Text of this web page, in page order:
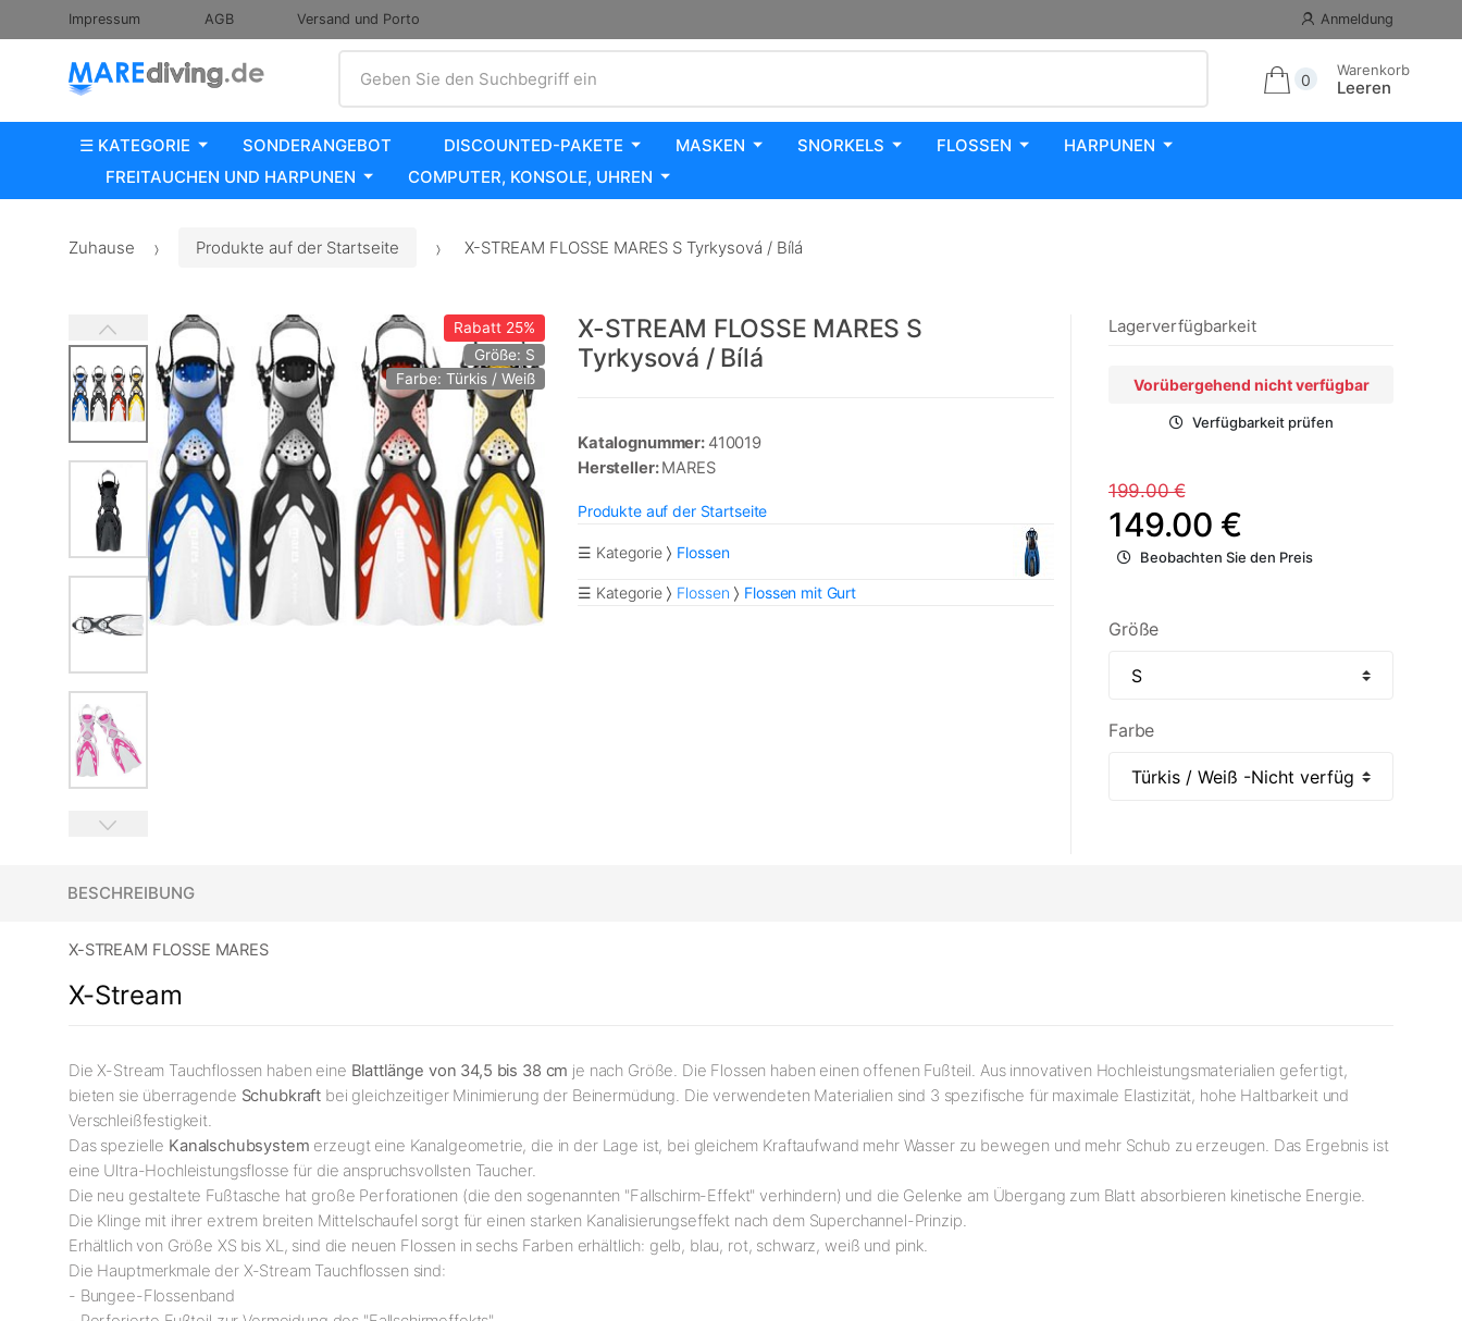
Impressum AGB Versand und Porto Anmeldung
Geben Sie den Suchbegriff ein
0
Warenkorb
Leeren
☰ KATEGORIE SONDERANGEBOT DISCOUNTED-PAKETE MASKEN SNORKELS FLOSSEN
HARPUNEN
FREITAUCHEN UND HARPUNEN
COMPUTER, KONSOLE, UHREN
Zuhause Produkte auf der Startseite X-STREAM FLOSSE MARES S Tyrkysová / Bílá
Rabatt25%
Größe: S
Farbe: Türkis / Weiß
X-STREAM FLOSSE MARES S
Tyrkysová / Bílá
Katalognummer: 410019
Hersteller:MARES
Produkte auf der Startseite
☰ Kategorie Flossen
☰ Kategorie Flossen Flossen mit Gurt
Lagerverfügbarkeit
Vorübergehend nicht verfügbar
Verfügbarkeit prüfen
199.00 €
149.00 €
Beobachten Sie den Preis
Größe
Farbe
BESCHREIBUNG
X-STREAM FLOSSE MARES
X-Stream
Die X-Stream Tauchflossen haben eine Blattlänge von 34,5 bis 38 cm je nach Größe. Die Flossen haben einen offenen Fußteil. Aus innovativen Hochleistungsmaterialien gefertigt,
bieten sie überragende Schubkraft bei gleichzeitiger Minimierung der Beinermüdung. Die verwendeten Materialien sind 3 spezifische für maximale Elastizität, hohe Haltbarkeit und
Verschleißfestigkeit.
Das spezielle Kanalschubsystem erzeugt eine Kanalgeometrie, die in der Lage ist, bei gleichem Kraftaufwand mehr Wasser zu bewegen und mehr Schub zu erzeugen. Das Ergebnis ist
eine Ultra-Hochleistungsflosse für die anspruchsvollsten Taucher.
Die neu gestaltete Fußtasche hat große Perforationen (die den sogenannten "Fallschirm-Effekt" verhindern) und die Gelenke am Übergang zum Blatt absorbieren kinetische Energie.
Die Klinge mit ihrer extrem breiten Mittelschaufel sorgt für einen starken Kanalisierungseffekt nach dem Superchannel-Prinzip.
Erhältlich von Größe XS bis XL, sind die neuen Flossen in sechs Farben erhältlich: gelb, blau, rot, schwarz, weiß und pink.
Die Hauptmerkmale der X-Stream Tauchflossen sind:
- Bungee-Flossenband